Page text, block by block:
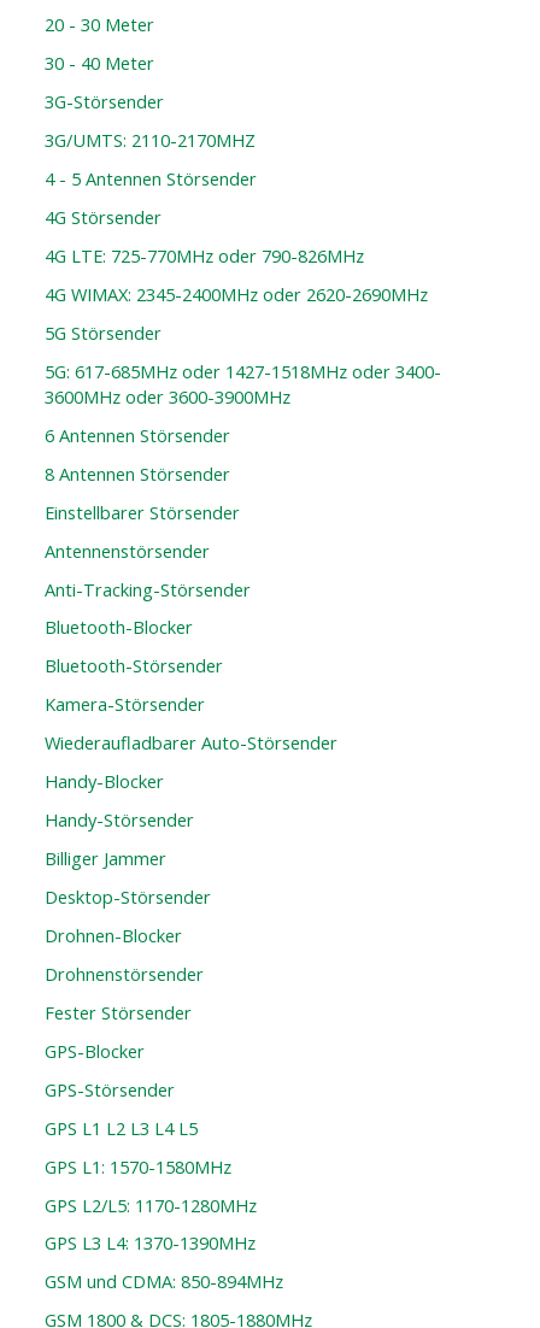
20 - 30 Meter
30 - 40 Meter
3G-Störsender
3G/UMTS: 2110-2170MHZ
4 - 5 Antennen Störsender
4G Störsender
4G LTE: 725-770MHz oder 790-826MHz
4G WIMAX: 2345-2400MHz oder 2620-2690MHz
5G Störsender
5G: 617-685MHz oder 1427-1518MHz oder 3400-
3600MHz oder 3600-3900MHz
6 Antennen Störsender
8 Antennen Störsender
Einstellbarer Störsender
Antennenstörsender
Anti-Tracking-Störsender
Bluetooth-Blocker
Bluetooth-Störsender
Kamera-Störsender
Wiederaufladbarer Auto-Störsender
Handy-Blocker
Handy-Störsender
Billiger Jammer
Desktop-Störsender
Drohnen-Blocker
Drohnenstörsender
Fester Störsender
GPS-Blocker
GPS-Störsender
GPS L1 L2 L3 L4 L5
GPS L1: 1570-1580MHz
GPS L2/L5: 1170-1280MHz
GPS L3 L4: 1370-1390MHz
GSM und CDMA: 850-894MHz
GSM 1800 & DCS: 1805-1880MHz